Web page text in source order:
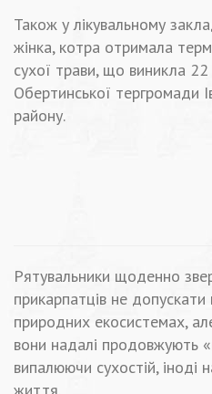
Також у лікувальному
жінка, котра отримала
сухої трави, що виникла
Обертинської тергромади
району.
Рятувальники щоденно
прикарпатців не
природних екосистемах,
вони надалі продовжують
випалюючи сухостій, іноді